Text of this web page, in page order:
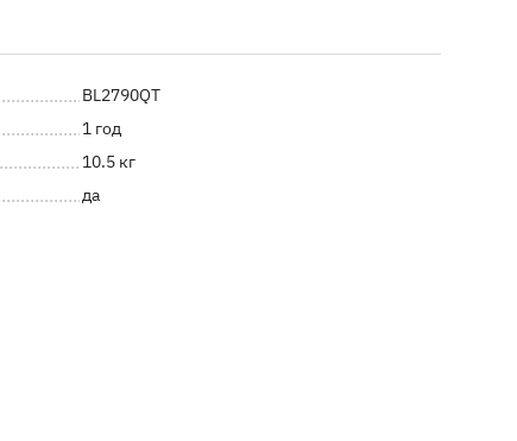
BL2790QT
1 год
10.5 кг
да